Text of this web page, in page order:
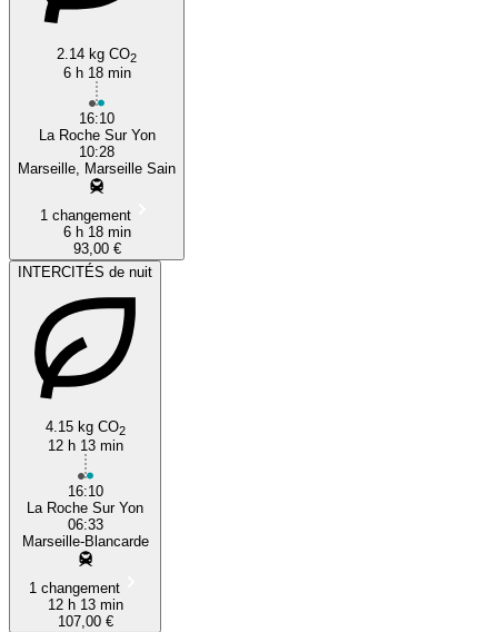
2.14 kg CO2
6 h 18 min
16:10
La Roche Sur Yon
10:28
Marseille, Marseille Sain
1 changement
6 h 18 min
93,00 €
INTERCITÉS de nuit
4.15 kg CO2
12 h 13 min
16:10
La Roche Sur Yon
06:33
Marseille-Blancarde
1 changement
12 h 13 min
107,00 €